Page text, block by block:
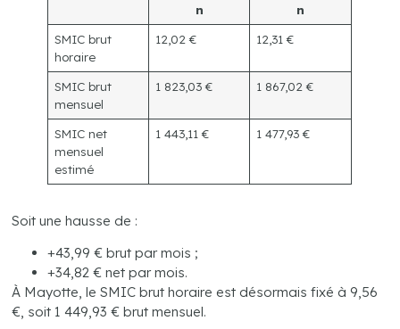
n
n
SMIC brut
horaire
12,02 € 12,31 €
SMIC brut
mensuel
1 823,03 € 1 867,02 €
SMIC net
mensuel
estimé
1 443,11 € 1 477,93 €
Soit une hausse de :
+43,99 € brut par mois ;
+34,82 € net par mois.
À Mayotte, le SMIC brut horaire est désormais fixé à 9,56
€, soit 1 449,93 € brut mensuel.